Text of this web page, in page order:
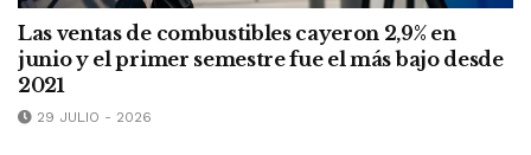
Las ventas de combustibles cayeron 2,9% en
junio y el primer semestre fue el más bajo desde
2021
29 JULIO - 2026